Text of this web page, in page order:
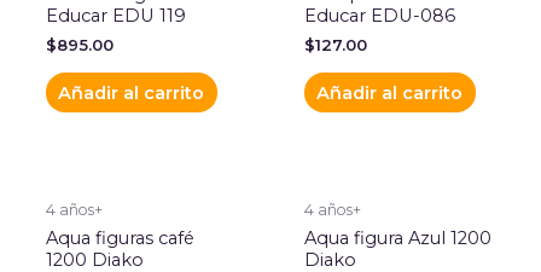
Educar EDU 119
$895.00
Añadir al carrito
Educar EDU-086
$127.00
Añadir al carrito
4 años+
Aqua figuras café
1200 Diako
4 años+
Aqua figura Azul 1200
Diako